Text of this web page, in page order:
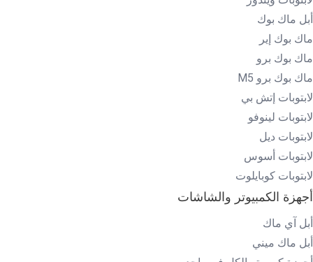
أبل ماك بوك
ماك بوك إير
ماك بوك برو
ماك بوك برو M5
لابتوبات إتش بي
لابتوبات لينوفو
لابتوبات ديل
لابتوبات أسوس
لابتوبات كوبايلوت
أجهزة الكمبيوتر والشاشات
أبل آي ماك
أبل ماك ميني